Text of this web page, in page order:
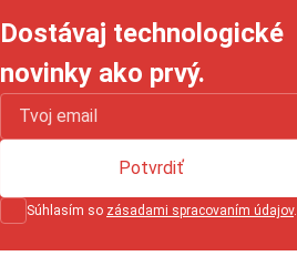
Dostávaj technologické
novinky ako prvý.
Súhlasím so zásadami spracovaním údajov.
Potvrdiť